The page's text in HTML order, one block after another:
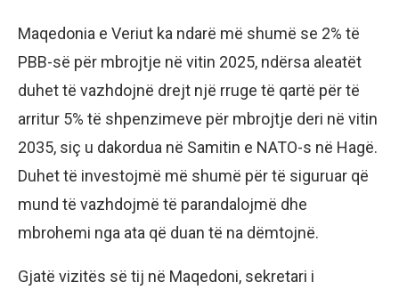
Maqedonia e Veriut ka ndarë më shumë se 2% të
PBB-së për mbrojtje në vitin 2025, ndërsa aleatët
duhet të vazhdojnë drejt një rruge të qartë për të
arritur 5% të shpenzimeve për mbrojtje deri në vitin
2035, siç u dakordua në Samitin e NATO-s në Hagë.
Duhet të investojmë më shumë për të siguruar që
mund të vazhdojmë të parandalojmë dhe
mbrohemi nga ata që duan të na dëmtojnë.
Gjatë vizitës së tij në Maqedoni, sekretari i